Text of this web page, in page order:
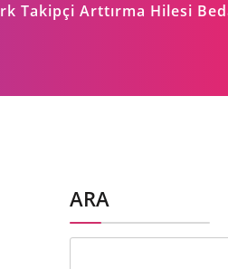
Takipçi Arttırma Hilesi
ARA